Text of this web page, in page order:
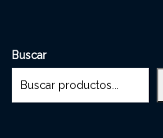
Buscar